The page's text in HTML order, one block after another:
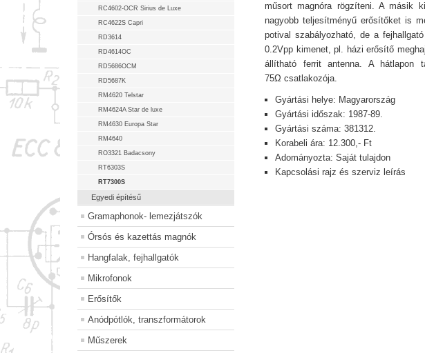
RC4602-OCR Sirius de Luxe
RC4622S Capri
RD3614
RD4614OC
RD5686OCM
RD5687K
RM4620 Telstar
RM4624A Star de luxe
RM4630 Europa Star
RM4640
RO3321 Badacsony
RT6303S
RT7300S
Egyedi építésű
Gramaphonok- lemezjátszók
Órsós és kazettás magnók
Hangfalak, fejhallgatók
Mikrofonok
Erősítők
Anódpótlók, transzformátorok
Műszerek
műsort magnóra rögzíteni. A másik
nagyobb teljesítményű erősítőket is
potival szabályozható, de a
0.2Vpp kimenet, pl. házi erősítő
állítható ferrit antenna. A
75Ω csatlakozója.
Gyártási helye: Magyarország
Gyártási időszak: 1987-89.
Gyártási száma: 381312.
Korabeli ára: 12.300,- Ft
Adományozta: Saját tulajdon
Kapcsolási rajz és szerviz leírás